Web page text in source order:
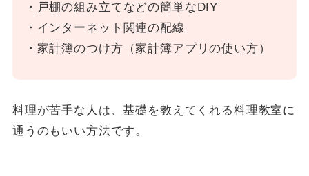
・戸棚の組み立てなどの簡単なDIY
・インターネット関連の配線
・家計簿のつけ方（家計簿アプリの使い方）
料理が苦手な人は、基礎を教えてくれる料理教室に
通うのもいい方法です。